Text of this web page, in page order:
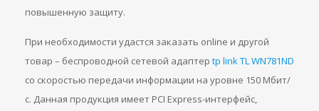
повышенную защиту.
При необходимости удастся заказать online и другой
товар – беспроводной сетевой адаптер tp link TL WN781ND
со скоростью передачи информации на уровне 150 Мбит/
с. Данная продукция имеет PCI Express-интерфейс,